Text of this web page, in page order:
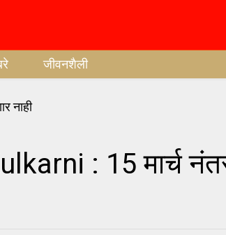
जीवनशैली
: 15 मार्च